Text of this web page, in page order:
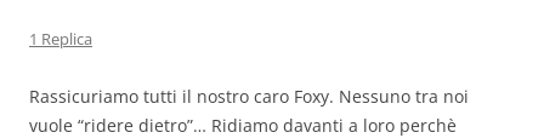
1 Replica
Rassicuriamo tutti il nostro caro Foxy. Nessuno tra noi
vuole “ridere dietro”… Ridiamo davanti a loro perchè